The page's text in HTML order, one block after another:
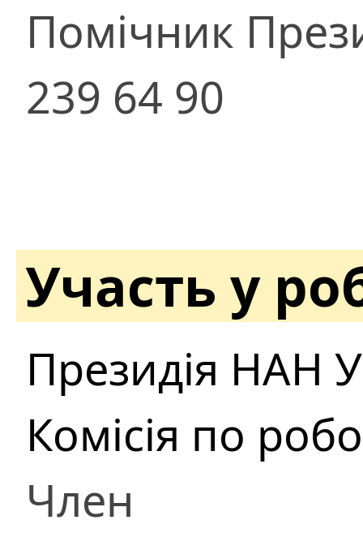
Помічник
239 64 90
Участь у
Президія НАН
Комісія по
Член